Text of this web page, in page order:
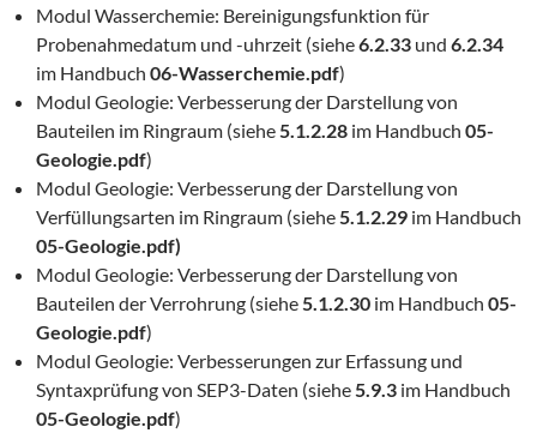
Modul Wasserchemie: Bereinigungsfunktion für
Probenahmedatum und -uhrzeit (siehe6.2.33 und 6.2.34
im Handbuch 06-Wasserchemie.pdf)
Modul Geologie: Verbesserung der Darstellung von
Bauteilen im Ringraum (siehe5.1.2.28 im Handbuch 05-
Geologie.pdf)
Modul Geologie: Verbesserung der Darstellung von
Verfüllungsarten im Ringraum (siehe5.1.2.29 im Handbuch
05-Geologie.pdf)
Modul Geologie: Verbesserung der Darstellung von
Bauteilen der Verrohrung (siehe5.1.2.30 im Handbuch 05-
Geologie.pdf)
Modul Geologie: Verbesserungen zur Erfassung und
Syntaxprüfung von SEP3-Daten (siehe5.9.3 im Handbuch
05-Geologie.pdf)